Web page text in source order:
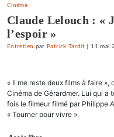
Cinéma
Claude Lelouch : «
l’espoir »
Entretien par Patrick Tardit 11 mai
« Il me reste deux films à faire
Cinéma de Gérardmer. Lui qui
fois le filmeur filmé par Philippe
« Tourner pour vivre ».